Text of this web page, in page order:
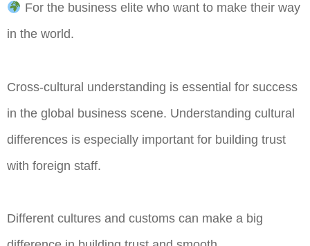
For the business elite who want to make their way
in the world.
Cross-cultural understanding is essential for success
in the global business scene. Understanding cultural
differences is especially important for building trust
with foreign staff.
Different cultures and customs can make a big